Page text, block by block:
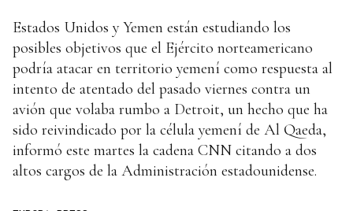
Estados Unidos y Yemen están estudiando los
posibles objetivos que el Ejército norteamericano
podría atacar en territorio yemení como respuesta al
intento de atentado del pasado viernes contra un
avión que volaba rumbo a Detroit, un hecho que ha
sido reivindicado por la célula yemení de Al Qaeda,
informó este martes la cadena CNN citando a dos
altos cargos de la Administración estadounidense.